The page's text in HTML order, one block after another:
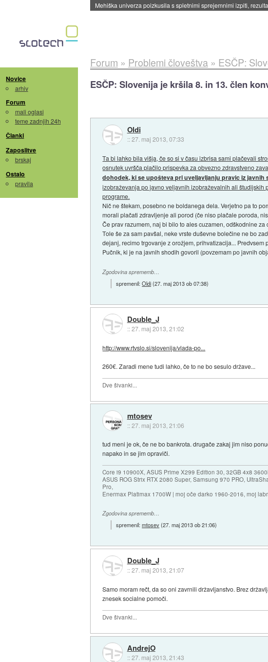
Evropska vesoljska agencija razvija svojo raketo za večkratno
Novice
arhiv
Forum
mali oglasi
teme zadnjih 24h
Članki
Zaposlitve
brskaj
Ostalo
pravila
Forum » Problemi človeštva» ESČP:
ESČP: Slovenija je kršila 8. in 13. člen
Oldi
::27. maj 2013, 07:33
Ta bi lahko bila višja, če so si v času izbrisa sami plačevali
osnutek uvršča plačilo prispevka za obvezno zdravstveno
dohodek, ki se upošteva pri uveljavljanju pravic iz javnih
izobraževanja po javno veljavnih izobraževalnih ali
programe.
Nič ne štekam, posebno ne boldanega dela. Verjetno pa to
morali plačati zdravljenje ali porod (če niso plačale poroda,
Če prav razumem, naj bi bilo to ales cuzamen, odškodnine
Tole še za sam pavšal, neke vrste duševne bolečine ne bo
dejanj, recimo trgovanje z orožjem, prihvatizacija...
Pučnik, ki je na javnih shodih govoril (povzemam po javnih
Zgodovina sprememb…
spremenil:Oldi(27. maj 2013 ob 07:38)
Double_J
::27. maj 2013, 21:02
http://www.rtvslo.si/slovenija/vlada-po...
260€. Zaradi mene tudi lahko, če to ne bo sesulo države...
Dve šivanki...
mtosev
::27. maj 2013, 21:06
tud meni je ok, če ne bo bankrota. drugače zakaj jim niso
napako in se jim opraviči.
Core i9 10900X, ASUS Prime X299 Edition 30, 32GB 4x8
ASUS ROG Strix RTX 2080 Super, Samsung 970 PRO,
Pro,
Enermax Platimax 1700W | moj oče darko 1960-2016, moj
Zgodovina sprememb…
spremenil:mtosev(27. maj 2013 ob 21:06)
Double_J
::27. maj 2013, 21:07
Samo moram rečt, da so oni zavrnili državljanstvo. Brez
znesek socialne pomoči.
Dve šivanki...
AndrejO
::27. maj 2013, 21:43